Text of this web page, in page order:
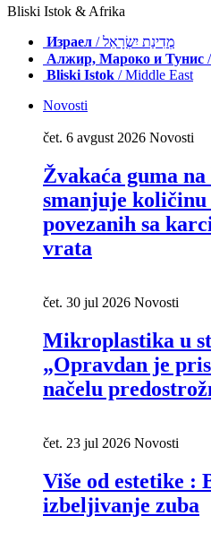
Bliski Istok & Afrika
Израел
/ מְדִינַת יִשְׂרָאֵל
Алжир, Мароко и Тунис
Bliski Istok / Middle East
Novosti
čet. 6 avgust 2026 Novosti
Žvakaća guma
smanjuje
povezanih sa
vrata
čet. 30 jul 2026 Novosti
Mikroplastika u
„Opravdan je
načelu
čet. 23 jul 2026 Novosti
Više od estetike :
izbeljivanje zuba